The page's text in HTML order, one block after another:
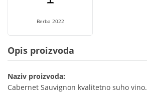
Berba 2022
Opis proizvoda
Naziv proizvoda:
Cabernet Sauvignon kvalitetno suho vino.